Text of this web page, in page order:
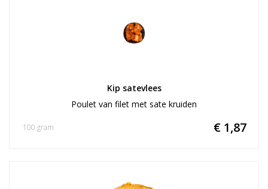
Kip satevlees
Poulet van filet met sate kruiden
€ 1,87
100 gram